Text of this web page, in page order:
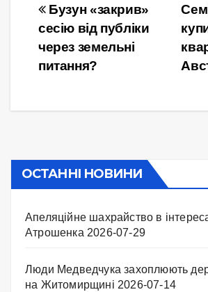
Навігація
записів
Бузун «закрив»
сесію від публіки
через земельні
питання?
ОСТАННІ НОВИНИ
Апеляційне шахрайство в
Атрошенка 2026-07-29
Люди Медведчука захоплюють
на Житомирщині 2026-07-14